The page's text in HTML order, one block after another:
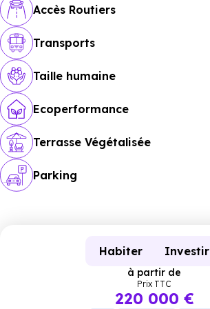
Accès Routiers
Transports
Taille humaine
Ecoperformance
Terrasse Végétalisée
Parking
Habiter Investir
à partir de
Prix TTC
220 000 €